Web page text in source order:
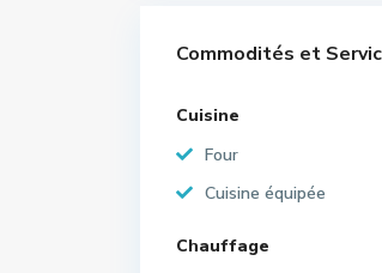
Commodités et
Cuisine
Four
Cuisine équipée
Chauffage